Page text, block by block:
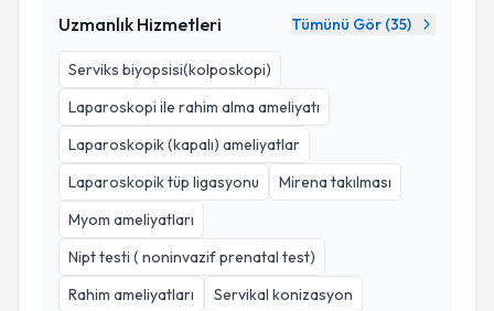
Uzmanlık Hizmetleri Tümünü Gör (35)
Serviks biyopsisi(kolposkopi)
Laparoskopi ile rahim alma ameliyatı
Laparoskopik (kapalı) ameliyatlar
Laparoskopik tüp ligasyonu
Mirena takılması
Myom ameliyatları
Nipt testi ( noninvazif prenatal test)
Rahim ameliyatları
Servikal konizasyon